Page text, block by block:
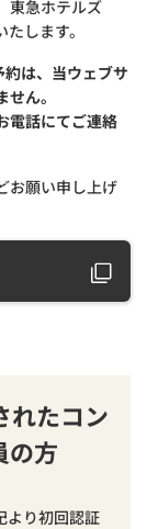
東急ホテルズ
します。
は、当ウェブサ
ん。
電話にてご連絡
お願い申し上げ
れたコン
の方
より初回認証